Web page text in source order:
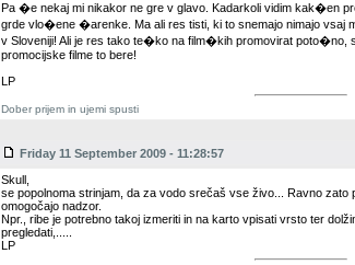
Pa �e nekaj mi nikakor ne gre v glavo. Kadarkoli vidim kak�en
grde vlo�ene �arenke. Ma ali res tisti, ki to snemajo nimajo vsaj
v Sloveniji! Ali je res tako te�ko na film�kih promovirat poto�no,
promocijske filme to bere!
LP
Dober prijem in ujemi spusti
Friday 11 September 2009 - 11:28:57
Skull,
se popolnoma strinjam, da za vodo srečaš vse živo... Ravno zato
omogočajo nadzor.
Npr., ribe je potrebno takoj izmeriti in na karto vpisati vrsto ter
pregledati,.....
LP